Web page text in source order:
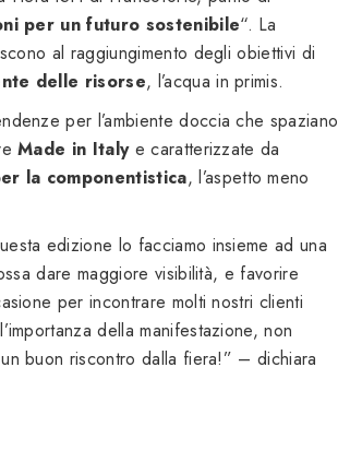
per un futuro sostenibile“. La
al raggiungimento degli obiettivi di
delle risorse, l’acqua in primis.
per l’ambiente doccia che spaziano
Made in Italye caratterizzate da
la componentistica, l’aspetto meno
edizione lo facciamo insieme ad una
dare maggiore visibilità, e favorire
per incontrare molti nostri clienti
della manifestazione, non
buon riscontro dalla fiera!” – dichiara